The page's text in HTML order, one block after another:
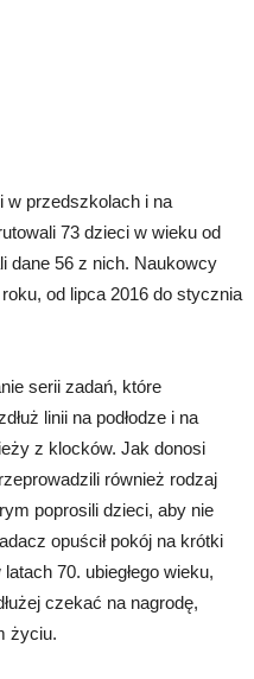
w przedszkolach i na
73 dzieci w wieku od
dane 56 z nich. Naukowcy
od lipca 2016 do stycznia
serii zadań, które
linii na podłodze i na
z klocków. Jak donosi
również rodzaj
poprosili dzieci, aby nie
opuścił pokój na krótki
70. ubiegłego wieku,
czekać na nagrodę,
życiu.